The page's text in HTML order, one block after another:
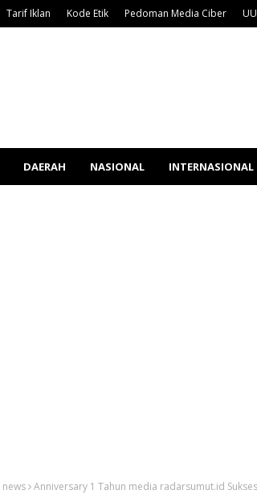
Tarif Iklan Kode Etik Pedoman Media Ciber
DAERAH NASIONAL INTERNASIONAL
news Anniversary 1 Tahun media radarsumut.id Sukses